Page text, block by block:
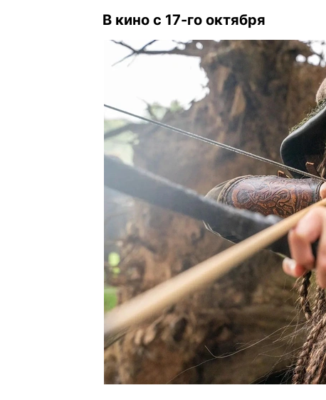
В кино с 17-го октября